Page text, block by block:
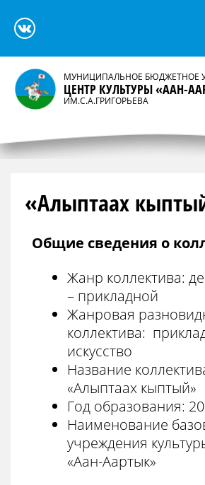
МУНИЦИПАЛЬНОЕ БЮДЖЕТНОЕ
ЦЕНТР КУЛЬТУРЫ «ААН-
ИМ.С.А.ГРИГОРЬЕВА
«Алыптаах
Общие сведения о
Жанр коллектива:
– прикладной
Жанровая
коллектива:
искусство
Название
«Алыптаах кыптый»
Год образования:
Наименование
учреждения
«Аан-Аартык»